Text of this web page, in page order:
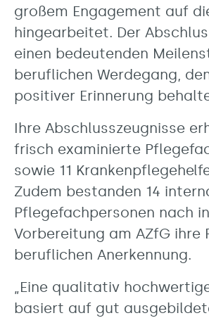
großem Engagement auf
hingearbeitet. Der
einen bedeutenden
beruflichen Werdegang,
positiver Erinnerung
Ihre Abschlusszeugnisse
frisch examinierte
sowie 11
Zudem bestanden 14
Pflegefachpersonen nach
Vorbereitung am AZfG ihre
beruflichen Anerkennung.
„Eine qualitativ
basiert auf gut